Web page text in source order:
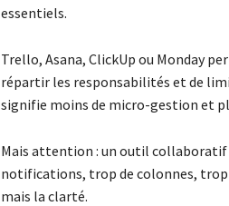
essentiels.
Trello, Asana, ClickUp ou Monday
répartir les responsabilités et de
signifie moins de micro-gestion et
Mais attention : un outil collaboratif
notifications, trop de colonnes, trop
mais la clarté.